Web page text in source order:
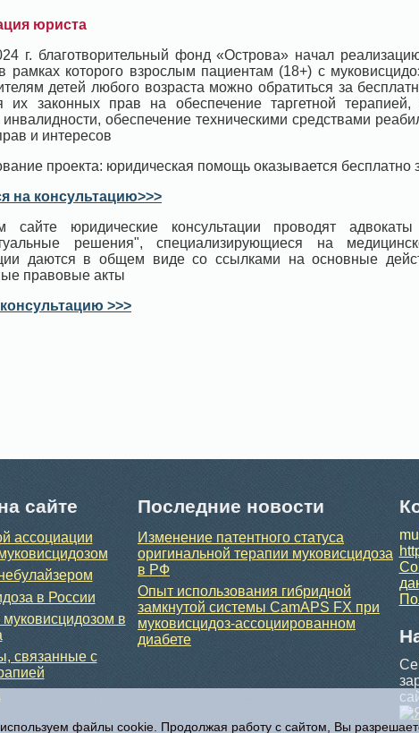
юриста
г. благотворительный фонд «Острова» начал
рамках которого взрослым пациентам (18+) с
детей любого возраста можно обратиться за
их законных прав на обеспечение таргетной терапией,
инвалидности, обеспечение техническими средствами
и интересов
проекта: юридическая помощь оказывается бесплатно
на консультацию>>>
юридические консультации проводят адвокаты
решения", специализирующиеся на
даются в общем виде со ссылками на основные
правовые акты
>>>
сайте
ассоциации
в России
в
связанные с
Последние новости
Изменение патентного статуса
оригинальной терапии муковисцидоза
в РФ
Опыт использования гибридной
замкнутой системы CamAPS FX при
муковисцидоз-ассоциированном
диабете
файлы cookie. Продолжая работу с сайтом, Вы